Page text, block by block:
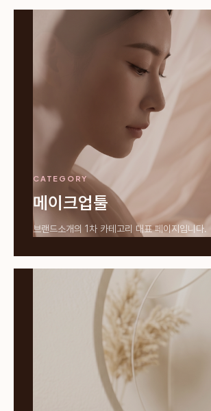
CATEGORY
메이크업툴
브랜드소개의 1차 카테고리 대표 페이지입니다.